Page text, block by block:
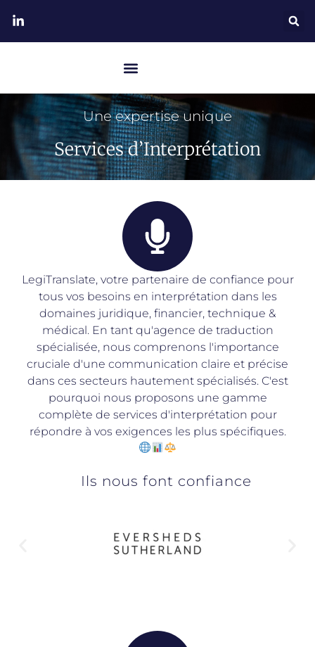
Une expertise unique
Services d’Interprétation​
LegiTranslate, votre partenaire de confiance pour
tous vos besoins en interprétation dans les
domaines juridique, financier, technique &
médical. En tant qu'agence de traduction
spécialisée, nous comprenons l'importance
cruciale d'une communication claire et précise
dans ces secteurs hautement spécialisés. C'est
pourquoi nous proposons une gamme
complète de services d'interprétation pour
répondre à vos exigences les plus spécifiques.
Ils nous font confiance ​​​